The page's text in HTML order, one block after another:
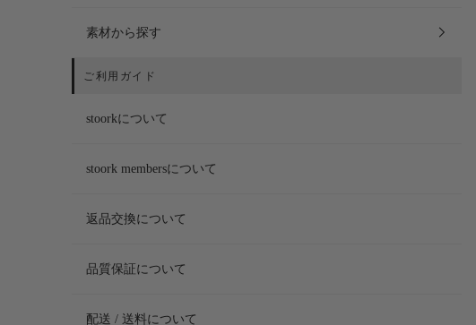
素材から探す
stoorkについて
stoork membersについて
返品交換について
品質保証について
配送 / 送料について